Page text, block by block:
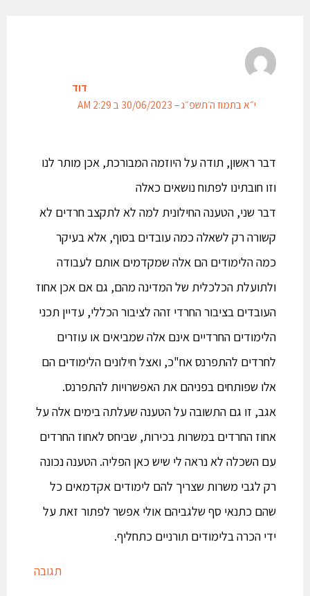
דוד
י״א בתמוז ה׳תשפ״ג – 30/06/2023 ב 2:29 AM
דבר ראשון, תודה על היוזמה המבורכת, אכן מותר לנו
וזו חובתינו לפתוח נושאים כאלה
דבר שני, הטענה החילונית למה לא לתקצב חרדים לא
קשורה רק לשאלה כמה עובדים בסוף, אלא בעיקר
כמה הלימודים הם אלה שמקדמים אותם לעבודה
ולתועלת הכלכלית של המדינה מהם, גם אם אכן אחוז
העובדים בציבור החרדי זהה לציבור הכללי, עדיין תכני
הלימודים החרדיים אינם אלה שמביאים או עוזרים
לחרדים להתפרנס אח"כ, ואצל חילונים הלימודים הם
אלו שפותחים בפניהם את האפשרויות להתפרנס.
אגב, זו גם התשובה על הטענה שעלתה בימים אלה על
אחוז החרדים במשרות בכירות, שביחס לאחוז החרדים
עם השכלה לא נראה לי שיש כאן הפליה. הטענה נכונה
רק לגבי משרות שצריך להם לימודים אקדמאים כל
שהם כתנאי סף שלגביהם אולי אפשר לפתור זאת על
ידי הכרה בלימודים תורניים כתחליף.
תגובה